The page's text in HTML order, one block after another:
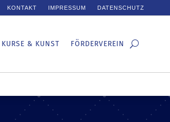
KONTAKT IMPRESSUM DATENSCHUTZ
KURSE & KUNST FÖRDERVEREIN